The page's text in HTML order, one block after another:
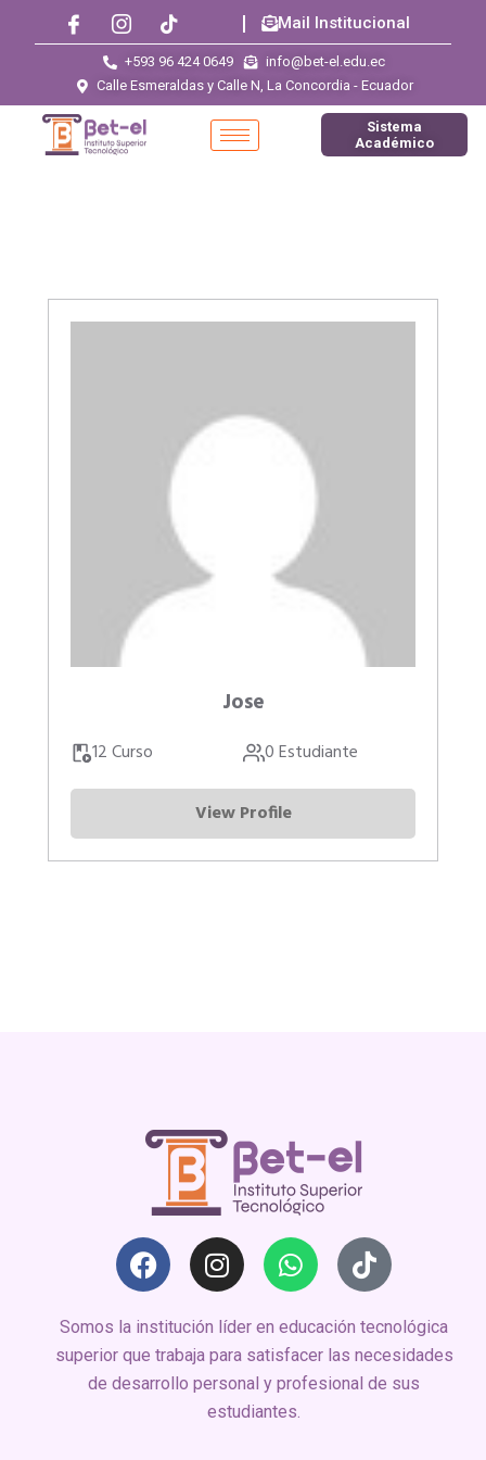
Mail Institucional
+593 96 424 0649
info@bet-el.edu.ec
Calle Esmeraldas y Calle N, La Concordia - Ecuador
Sistema
Académico
Jose
12 Curso 0 Estudiante
View Profile
Somos la institución líder en educación tecnológica
superior que trabaja para satisfacer las necesidades
de desarrollo personal y profesional de sus
estudiantes.